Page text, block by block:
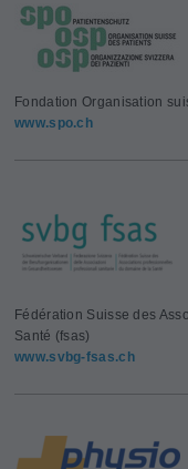
Fondation Organisation
www.spo.ch
Fédération Suisse des
Santé (fsas)
www.svbg-fsas.ch